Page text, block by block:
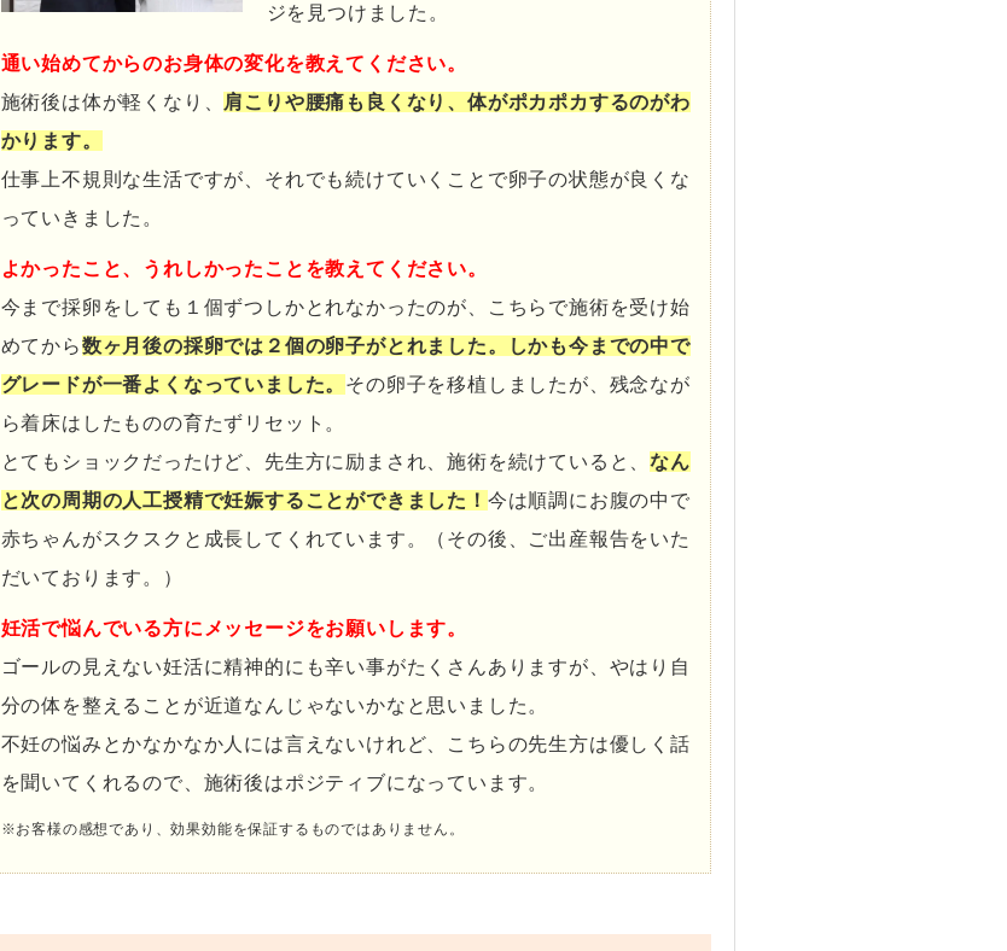
ジを見つけました。
通い始めてからのお身体の変化を教えてください。
施術後は体が軽くなり、 肩こりや腰痛も良くなり、体がポカポカするのがわ
かります。
仕事上不規則な生活ですが、それでも続けていくことで卵子の状態が良くな
っていきました。
よかったこと、うれしかったことを教えてください。
今まで採卵をしても１個ずつしかとれなかったのが、こちらで施術を受け始
めてから数ヶ月後の採卵では２個の卵子がとれました。
しかも今までの中で
グレードが一番よくなっていました。 その卵子を移植しましたが、残念なが
ら着床はしたものの育たずリセット。
とてもショックだったけど、先生方に励まされ、施術を続けていると、なん
と次の周期の人工授精で妊娠することができました！ 今は順調にお腹の中で
赤ちゃんがスクスクと成長してくれています。（その後、ご出産報告をいた
だいております。）
妊活で悩んでいる方にメッセージをお願いします。
ゴールの見えない妊活に精神的にも辛い事がたくさんありますが、やはり自
分の体を整えることが近道なんじゃないかなと思いました。
不妊の悩みとかなかなか人には言えないけれど、こちらの先生方は優しく話
を聞いてくれるので、施術後はポジティブになっています。
※お客様の感想であり、効果効能を保証するものではありません。